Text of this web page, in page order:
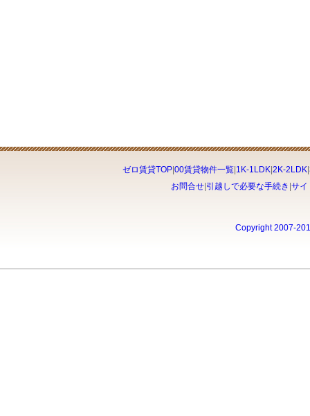
ゼロ賃貸TOP| 00賃貸物件一覧| 1K-1LDK| 2K-2LDK|
お問合せ 引越しで必要な手続き サイ
Copyright 2007-